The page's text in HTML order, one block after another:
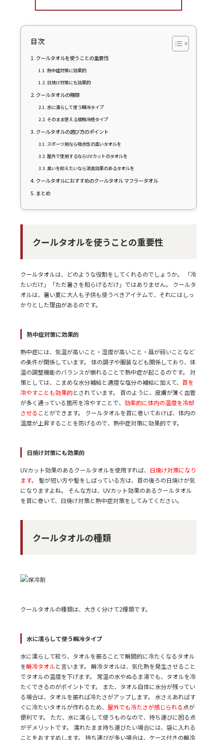
目次
クールタオルを使うことの重要性
熱中症対策に効果的
日焼け対策にも効果的
クールタオルの種類
水に濡らして使う瞬冷タイプ
そのまま使える接触冷感タイプ
クールタオルの選び方のポイント
スポーツ用なら吸水性の高いタオルを
屋外で使用するならUVカットのタオルを
臭いを抑えたいなら消臭効果のあるタオルを
クールタオルにおすすめのクールタオル マフラータオル
まとめ
クールタオルを使うことの重要性
クールタオルは、どのような役割をしてくれるのでしょうか。 「冷
たいだけ」「ただ暑さを和らげるだけ」ではありません。 クールタ
オルは、暑い夏に大人も子供も使うべきアイテムで、それにはしっ
かりとした理由があるのです。
熱中症対策に効果的
熱中症には、気温が高いこと・湿度が高いこと・風が弱いことなど
の条件が関係しています。 体の調子や服装なども関係しており、体
温の調整機能のバランスが崩れることで熱中症が起こるのです。 対
策としては、こまめな水分補給と適度な塩分の補給に加えて、 首を
冷やすことも効果的とされています。 首のように、皮膚が薄く血管
が多く通っている箇所を冷やすことで、 効率的に体内の温度を冷却
させる ことができます。 クールタオルを首に巻いておけば、体内の
温度が上昇することを防げるので、熱中症対策に効果的です。
日焼け対策にも効果的
UVカット効果のあるクールタオルを使用すれば、 日焼け対策になり
ます。
髪が短い方や髪をしばっている方は、首の後ろの日焼けが気
になりますよね。 そんな方は、UVカット効果のあるクールタオル
を首に巻いて、日焼け対策と熱中症対策をしてみてください。
クールタオルの種類
クールタオルの種類は、大きく分けて2種類です。
水に濡らして使う瞬冷タイプ
水に濡らして絞り、タオルを振ることで瞬間的に冷たくなるタオル
を瞬冷タオルと言います。 瞬冷タオルは、気化熱を発生させること
でタオルの温度を下げます。 常温の水やぬるま湯でも、タオルを冷
たくできるのがポイントです。 また、タオル自体に水分が残ってい
る場合は、タオルを振れば冷たさがアップします。 水さえあればす
ぐに冷たいタオルが作れるため、 屋外でも冷たさが感じられる点が
便利です。 ただ、水に濡らして使うものなので、持ち運びに困る点
がデメリットです。 濡れたまま持ち運びたい場合には、袋に入れる
ことをおすすめします。 持ち運びが多い場合は、ケース付きの瞬冷